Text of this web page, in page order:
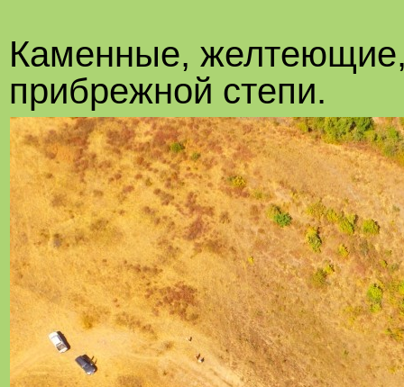
Каменные,
прибрежной степи.